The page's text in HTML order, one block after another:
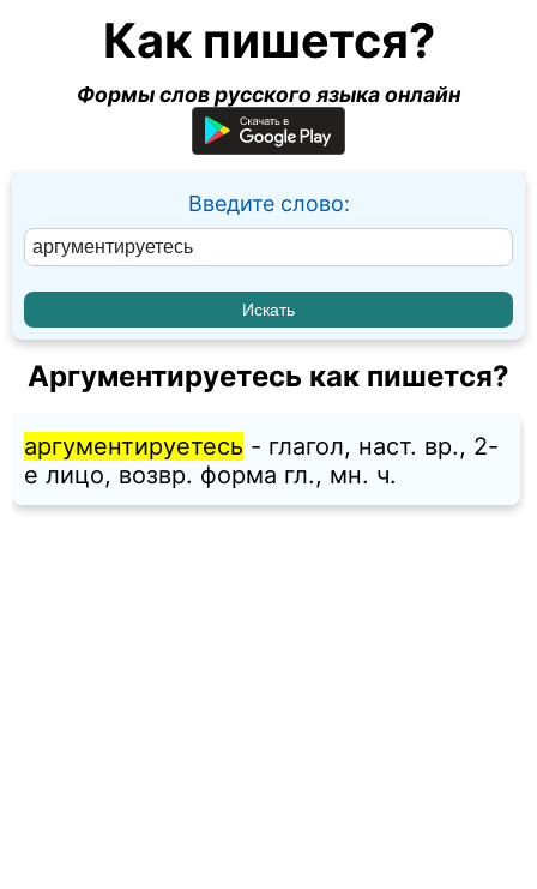
Как пишется?
Формы слов русского языка онлайн
Введите слово:
Аргументируетесь как пишется?
аргументируетесь - глагол, наст. вр., 2-
е лицо, возвр. форма гл., мн. ч.